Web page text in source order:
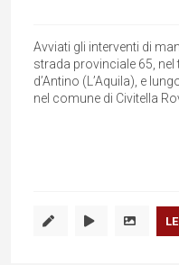
Avviati gli interventi di
strada provinciale 65,
d’Antino (L’Aquila), e
nel comune di Civitella